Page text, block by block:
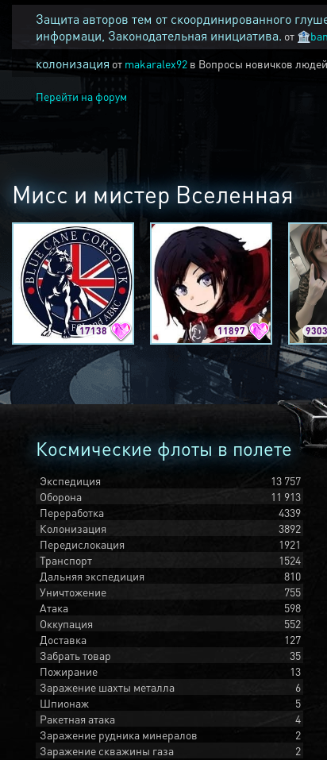
Защита авторов тем от скоординированного
информаци, Законодательная инициатива. от 🏦
колонизация от makaralex92 в Вопросы новичков людей
Перейти на форум
Мисс и мистер Вселенная
17138 11897 9303
Космические флоты в полете
Экспедиция
13 757
Оборона
11 913
Переработка
4339
Колонизация
3892
Передислокация
1921
Транспорт
1524
Дальняя экспедиция
810
Уничтожение
755
Атака
598
Оккупация
552
Доставка
127
Забрать товар
35
Пожирание
13
Заражение шахты металла
6
Шпионаж
5
Ракетная атака
4
Заражение рудника минералов
2
Заражение скважины газа
2